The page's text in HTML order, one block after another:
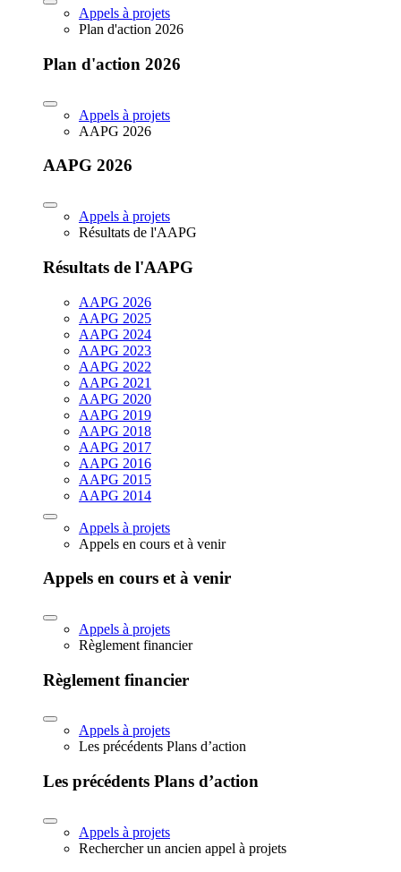
Appels à projets
Plan d'action 2026
Plan d'action 2026
Appels à projets
AAPG 2026
AAPG 2026
Appels à projets
Résultats de l'AAPG
Résultats de l'AAPG
AAPG 2026
AAPG 2025
AAPG 2024
AAPG 2023
AAPG 2022
AAPG 2021
AAPG 2020
AAPG 2019
AAPG 2018
AAPG 2017
AAPG 2016
AAPG 2015
AAPG 2014
Appels à projets
Appels en cours et à venir
Appels en cours et à venir
Appels à projets
Règlement financier
Règlement financier
Appels à projets
Les précédents Plans d’action
Les précédents Plans d’action
Appels à projets
Rechercher un ancien appel à projets